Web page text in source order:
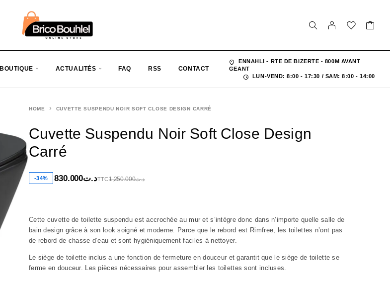
BOUTIQUE ACTUALITÉS FAQ RSS CONTACT
ENNAHLI - RTE DE BIZERTE - 800M AVANT
GEANT
LUN-VEND: 8:00 - 17:30 / SAM: 8:00 - 14:00
HOME CUVETTE SUSPENDU NOIR SOFT CLOSE DESIGN CARRÉ
Cuvette Suspendu Noir Soft Close Design
Carré
-34% د.ت1,250.000 د.ت830.000 TTC
Cette cuvette de toilette suspendu est accrochée au mur et s’intègre donc dans n’importe quelle salle de
bain design grâce à son look soigné et moderne. Parce que le rebord est Rimfree, les toilettes n’ont pas
de rebord de chasse d’eau et sont hygiéniquement faciles à nettoyer.
Le siège de toilette inclus a une fonction de fermeture en douceur et garantit que le siège de toilette se
ferme en douceur. Les pièces nécessaires pour assembler les toilettes sont incluses.